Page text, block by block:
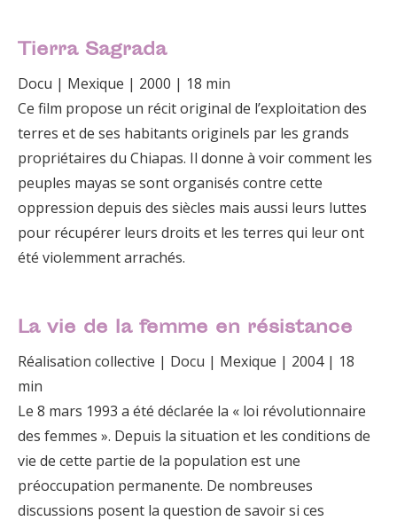
Tierra Sagrada
Docu | Mexique | 2000 | 18 min
Ce film propose un récit original de l’exploitation des
terres et de ses habitants originels par les grands
propriétaires du Chiapas. Il donne à voir comment les
peuples mayas se sont organisés contre cette
oppression depuis des siècles mais aussi leurs luttes
pour récupérer leurs droits et les terres qui leur ont
été violemment arrachés.
La vie de la femme en résistance
Réalisation collective | Docu | Mexique | 2004 | 18
min
Le 8 mars 1993 a été déclarée la « loi révolutionnaire
des femmes ». Depuis la situation et les conditions de
vie de cette partie de la population est une
préoccupation permanente. De nombreuses
discussions posent la question de savoir si ces